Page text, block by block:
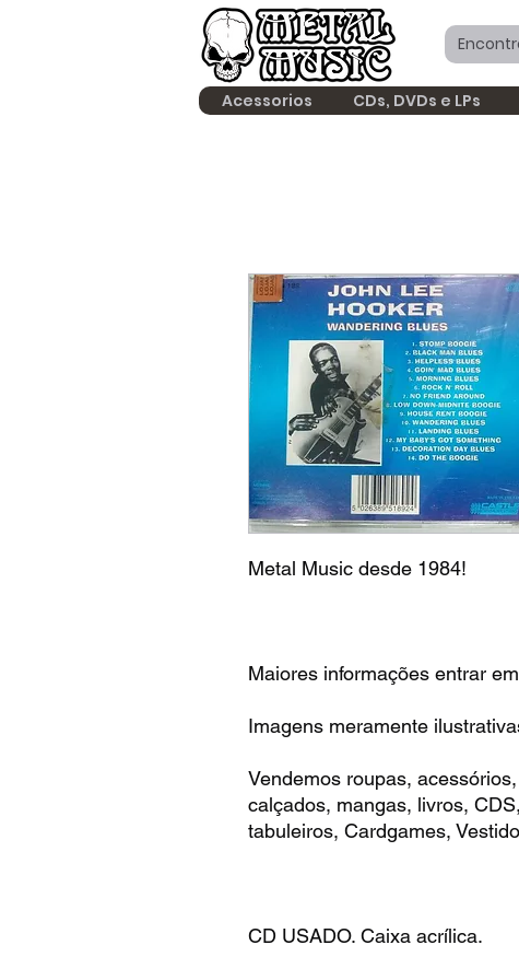
Acessorios CDs, DVDs e LPs
Metal Music desde 1984!
Maiores informações entrar
Imagens meramente
Vendemos roupas,
calçados, mangas, livros,
tabuleiros, Cardgames,
CD USADO. Caixa acrílica.